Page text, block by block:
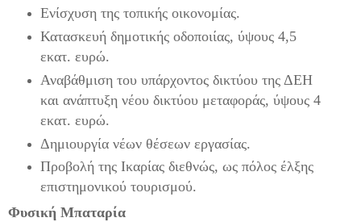
Ενίσχυση της τοπικής οικονομίας.
Κατασκευή δημοτικής οδοποιίας, ύψους 4,5
εκατ. ευρώ.
Αναβάθμιση του υπάρχοντος δικτύου της ΔΕΗ
και ανάπτυξη νέου δικτύου μεταφοράς, ύψους 4
εκατ. ευρώ.
Δημιουργία νέων θέσεων εργασίας.
Προβολή της Ικαρίας διεθνώς, ως πόλος έλξης
επιστημονικού τουρισμού.
Φυσική Μπαταρία